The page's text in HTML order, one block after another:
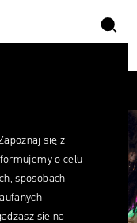
szukaj
się z
o celu
sposobach
się na